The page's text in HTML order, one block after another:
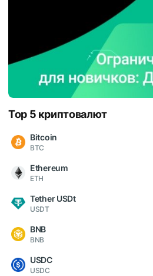
Top 5 криптовалют
Bitcoin
BTC
Ethereum
ETH
Tether USDt
USDT
BNB
BNB
USDC
USDC